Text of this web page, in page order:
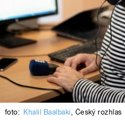
foto: Khalil Baalbaki, Český rozhlas